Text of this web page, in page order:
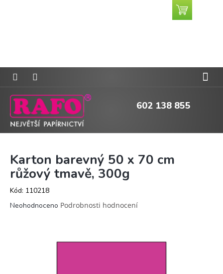
602 138 855
Nákupní
košík
Karton barevný 50 x 70 cm
růžový tmavě, 300g
Kód: 110218
Průměrné
Neohodnoceno Podrobnosti hodnocení